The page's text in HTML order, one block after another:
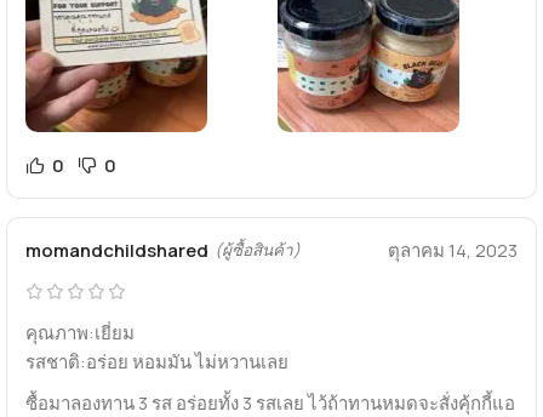
0 0
momandchildshared (ผู้ซื้อสินค้า) ตุลาคม 14, 2023
คุณภาพ:เยี่ยม
รสชาติ:อร่อย หอมมัน ไม่หวานเลย
ซื้อมาลองทาน 3 รส อร่อยทั้ง 3 รสเลย ไว้ถ้าทานหมดจะสั่งคุ้กกี้แอ